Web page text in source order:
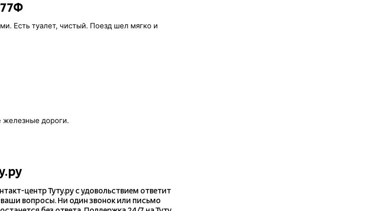
Есть туалет, чистый. Поезд шел мягко и
железные дороги.
центр Туту.ру с удовольствием ответит
ваши вопросы. Ни один звонок или письмо